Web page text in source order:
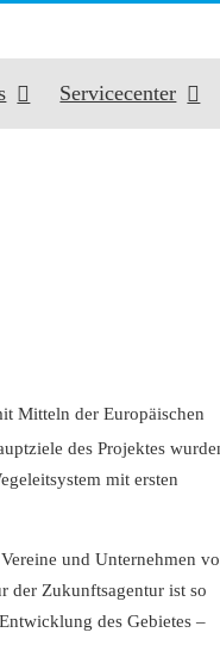
Servicecenter
Mitteln der Europäischen
des Projektes
mit ersten
und Unternehmen
der Zukunftsagentur ist so
des Gebietes –